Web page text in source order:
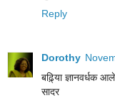
Reply
Dorothy
बढ़ि्या ज्ञानवर्धक
सादर